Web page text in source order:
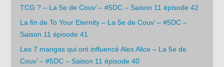
TCG ? – La 5e de Couv’ – #5DC – Saison 11 épisode 42
La fin de To Your Eternity – La 5e de Couv’ – #5DC –
Saison 11 épisode 41
Les 7 mangas qui ont influencé Alex Alice – La 5e de
Couv’ – #5DC – Saison 11 épisode 40